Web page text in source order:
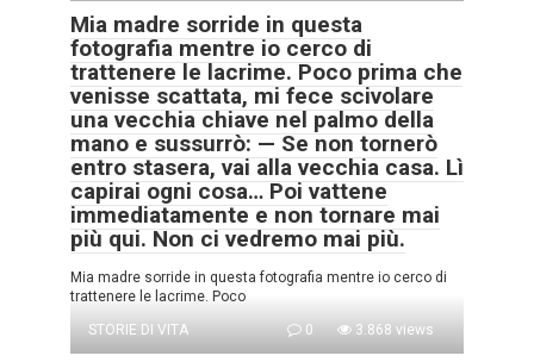
Mia madre sorride in questa
fotografia mentre io cerco di
trattenere le lacrime. Poco prima che
venisse scattata, mi fece scivolare
una vecchia chiave nel palmo della
mano e sussurrò: — Se non tornerò
entro stasera, vai alla vecchia casa. Lì
capirai ogni cosa… Poi vattene
immediatamente e non tornare mai
più qui. Non ci vedremo mai più.
Mia madre sorride in questa fotografia mentre io cerco di
trattenere le lacrime. Poco
STORIE DI VITA
0 3.868 views